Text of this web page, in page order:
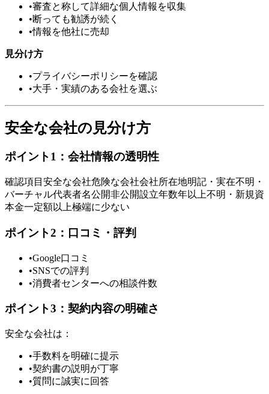
•審査と称して詳細な個人情報を収集
•断っても勧誘が続く
•情報を他社に売却
見分け方
•プライバシーポリシーを確認
•大手・実績のある会社を選ぶ
安全な会社の見分け方
ポイント1：会社情報の透明性
確認項目安全な会社危険な会社会社所在地明記・実在不明・
バーチャル代表者名公開非公開設立年数年以上不明・新規資
本金一定額以上極端に少ない
ポイント2：口コミ・評判
•Google口コミ
•SNSでの評判
•消費者センターへの相談件数
ポイント3：契約内容の明確さ
安全な会社は：
•手数料を明確に提示
•契約書の説明が丁寧
•質問に誠実に回答